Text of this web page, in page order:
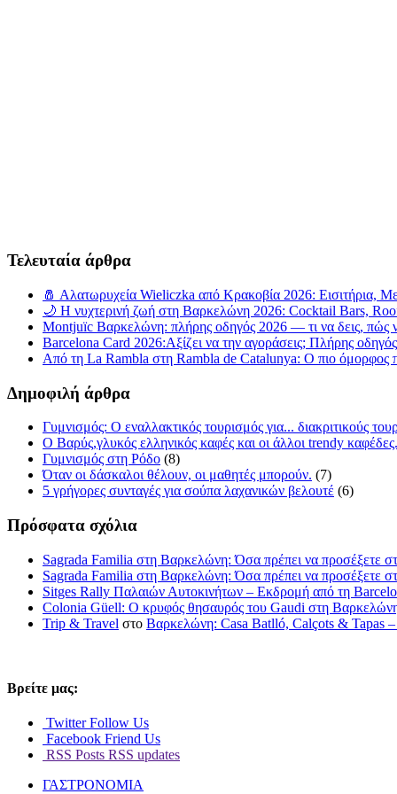
Τελευταία άρθρα
🧂 Αλατωρυχεία Wieliczka από Κρακοβία 2026: Εισιτήρια,
🌙 Η νυχτερινή ζωή στη Βαρκελώνη 2026: Cocktail Bars,
Montjuïc Βαρκελώνη: πλήρης οδηγός 2026 — τι να δεις, πώς
Barcelona Card 2026:Αξίζει να την αγοράσεις; Πλήρης
Από τη La Rambla στη Rambla de Catalunya: Ο πιο όμορφος
Δημοφιλή άρθρα
Γυμνισμός: Ο εναλλακτικός τουρισμός για... διακριτικούς
O Βαρύς,γλυκός ελληνικός καφές και οι άλλοι trendy καφέδες.
Γυμνισμός στη Ρόδο (8)
Όταν οι δάσκαλοι θέλουν, οι μαθητές μπορούν. (7)
5 γρήγορες συνταγές για σούπα λαχανικών βελουτέ (6)
Πρόσφατα σχόλια
Sagrada Familia στη Βαρκελώνη: Όσα πρέπει να προσέξετε
Sagrada Familia στη Βαρκελώνη: Όσα πρέπει να προσέξετε
Sitges Rally Παλαιών Αυτοκινήτων – Εκδρομή από τη
Colonia Güell: Ο κρυφός θησαυρός του Gaudi στη
Trip & Travel στο Βαρκελώνη: Casa Batlló, Calçots & Tapas –
Βρείτε μας:
Twitter Follow Us
Facebook Friend Us
RSS Posts RSS updates
ΓΑΣΤΡΟΝΟΜΙΑ